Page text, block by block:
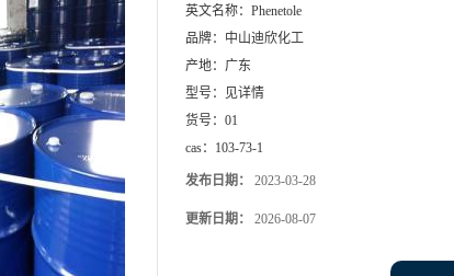
英文名称： Phenetole
品牌： 中山迪欣化工
产地： 广东
型号：
见详情
货号： 01
cas： 103-73-1
发布日期： 2023-03-28
更新日期： 2026-08-07